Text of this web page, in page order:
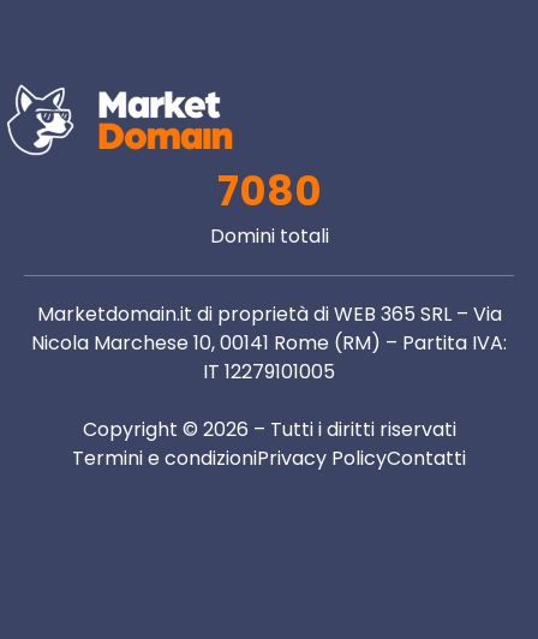
7080
Domini totali
Marketdomain.it di proprietà di WEB 365 SRL – Via
Nicola Marchese 10, 00141 Rome (RM) – Partita IVA:
IT 12279101005
Copyright © 2026 – Tutti i diritti riservati
Termini e condizioniPrivacy PolicyContatti